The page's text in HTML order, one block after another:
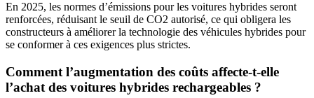
En 2025, les normes d’émissions pour les voitures hybrides seront
renforcées, réduisant le seuil de CO2 autorisé, ce qui obligera les
constructeurs à améliorer la technologie des véhicules hybrides pour
se conformer à ces exigences plus strictes.
Comment l’augmentation des coûts affecte-t-elle
l’achat des voitures hybrides rechargeables ?